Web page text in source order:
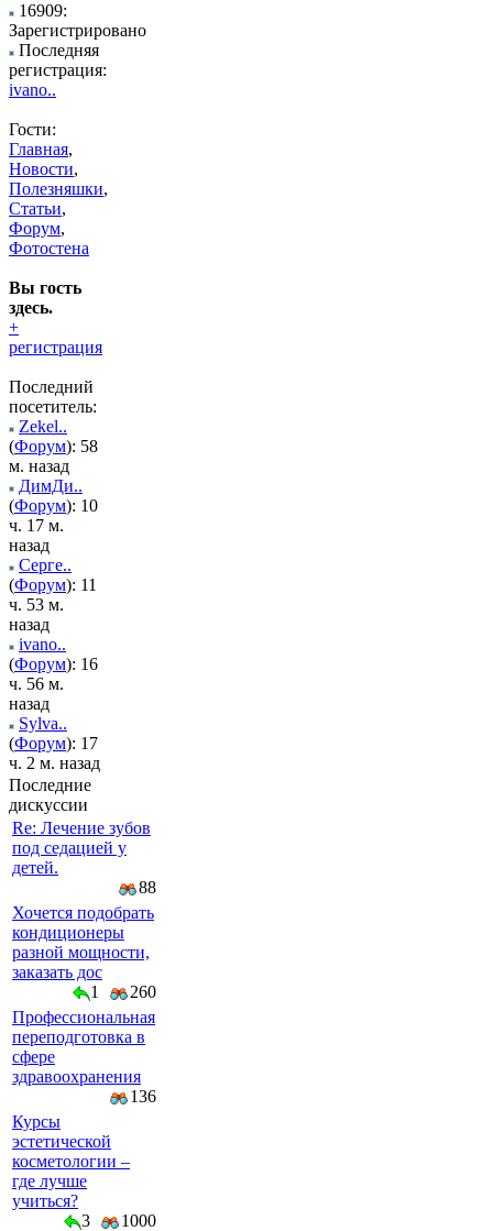
16909:
Зарегистрировано
Последняя
регистрация:
ivano..
Гости:
Главная,
Новости,
Полезняшки,
Статьи,
Форум,
Фотостена
Вы гость
здесь.
+
регистрация
Последний
посетитель:
Zekel..
(Форум): 58
м. назад
ДимДи..
(Форум): 10
ч. 17 м.
назад
Серге..
(Форум): 11
ч. 53 м.
назад
ivano..
(Форум): 16
ч. 56 м.
назад
Sylva..
(Форум): 17
ч. 2 м. назад
Последние
дискуссии
Re: Лечение зубов
под седацией у
детей.
88
Хочется подобрать
кондиционеры
разной мощности,
заказать дос
1
260
Профессиональная
переподготовка в
сфере
здравоохранения
136
Курсы
эстетической
косметологии –
где лучше
учиться?
3
1000